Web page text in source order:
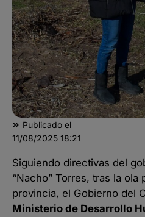
Publicado el
11/08/2025 18:21
Siguiendo directivas del
“Nacho” Torres, tras la ola
provincia, el Gobierno del
Ministerio de Desarrollo